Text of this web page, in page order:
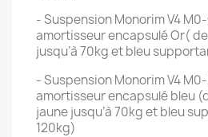
- Suspension Monorim V4
amortisseur encapsulé Or(
jusqu’à 70kg et bleu
- Suspension Monorim V4
amortisseur encapsulé bleu
jaune jusqu’à 70kg et bleu
120kg)